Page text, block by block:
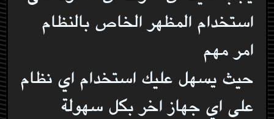
استخدام المظهر الخاص بالنظام
امر مهم
حيث يسهل عليك استخدام اي نظام
على اي جهاز اخر بكل سهولة